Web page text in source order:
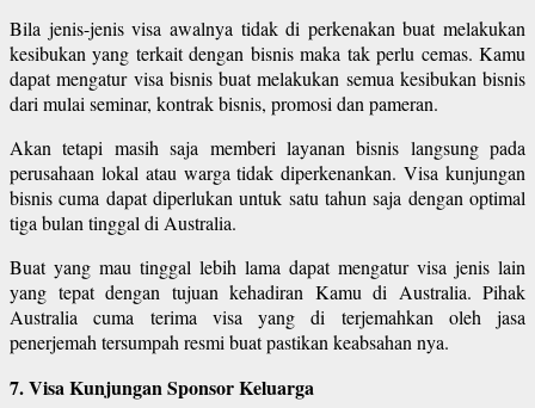
Bila jenis-jenis visa awalnya tidak di perkenakan buat melakukan
kesibukan yang terkait dengan bisnis maka tak perlu cemas. Kamu
dapat mengatur visa bisnis buat melakukan semua kesibukan bisnis
dari mulai seminar, kontrak bisnis, promosi dan pameran.
Akan tetapi masih saja memberi layanan bisnis langsung pada
perusahaan lokal atau warga tidak diperkenankan. Visa kunjungan
bisnis cuma dapat diperlukan untuk satu tahun saja dengan optimal
tiga bulan tinggal di Australia.
Buat yang mau tinggal lebih lama dapat mengatur visa jenis lain
yang tepat dengan tujuan kehadiran Kamu di Australia. Pihak
Australia cuma terima visa yang di terjemahkan oleh jasa
penerjemah tersumpah resmi buat pastikan keabsahan nya.
7. Visa Kunjungan Sponsor Keluarga